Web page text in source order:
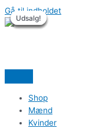
Gå til indholdet
Shop
Mænd
Kvinder
Udsalg!
Udsalg!
Udsalg!
Udsalg!
Udsalg!
Udsalg!